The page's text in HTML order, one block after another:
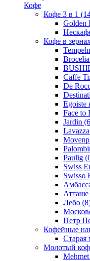
Кофе
Кофе 3 в 1
Golden
Кофе в
Caffe
De
Egoiste
Face to
Jardin
Lavazza
Paulig
Swiss
Swisso
Атташе
Лебо
Петр
Кофейные
Старая
Молотый